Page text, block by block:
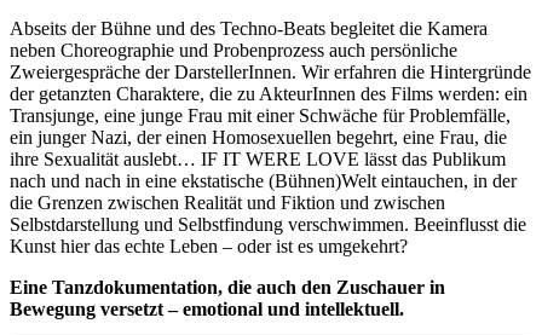
Abseits der Bühne und des Techno-Beats begleitet die Kamera
neben Choreographie und Probenprozess auch persönliche
Zweiergespräche der DarstellerInnen. Wir erfahren die Hintergründe
der getanzten Charaktere, die zu AkteurInnen des Films werden: ein
Transjunge, eine junge Frau mit einer Schwäche für Problemfälle,
ein junger Nazi, der einen Homosexuellen begehrt, eine Frau, die
ihre Sexualität auslebt… IF IT WERE LOVE lässt das Publikum
nach und nach in eine ekstatische (Bühnen)Welt eintauchen, in der
die Grenzen zwischen Realität und Fiktion und zwischen
Selbstdarstellung und Selbstfindung verschwimmen. Beeinflusst die
Kunst hier das echte Leben – oder ist es umgekehrt?
Eine Tanzdokumentation, die auch den Zuschauer in
Bewegung versetzt – emotional und intellektuell.